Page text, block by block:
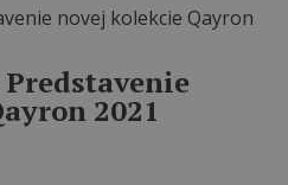
2021